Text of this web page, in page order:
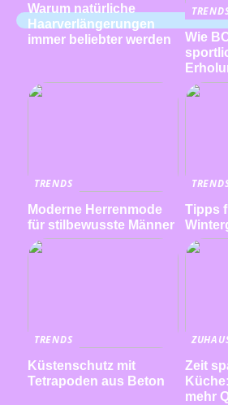
Warum natürliche
Haarverlängerungen
immer beliebter werden
Wie
TRENDS
Moderne Herrenmode
für stilbewusste Männer
Tipps
TRENDS
Küstenschutz mit
Tetrapoden aus Beton
Zeit
mehr